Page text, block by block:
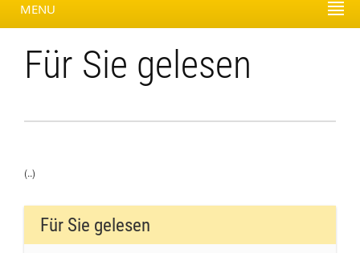
MENU
Für Sie gelesen
(..)
Für Sie gelesen